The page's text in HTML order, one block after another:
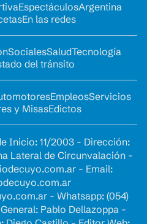
EspectáculosArgentina
En las redes
SocialesSaludTecnología
del tránsito
EmpleosServicios
y MisasEdictos
Inicio: 11/2003 - Dirección:
Lateral de Circunvalación -
- Email:
- Whatsapp: (054)
Pablo Dellazoppa -